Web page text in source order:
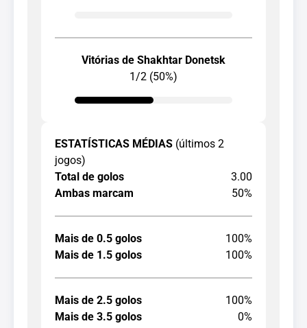
Vitórias de Shakhtar Donetsk
1/2 (50%)
ESTATÍSTICAS MÉDIAS (últimos 2
jogos)
Total de golos
3.00
Ambas marcam
50%
Mais de 0.5 golos
100%
Mais de 1.5 golos
100%
Mais de 2.5 golos
100%
Mais de 3.5 golos
0%